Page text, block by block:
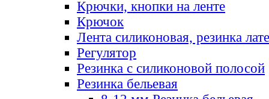
Крючки, кнопки на ленте
Крючок
Лента силиконовая, резинка
Регулятор
Резинка с силиконовой полосой
Резинка бельевая